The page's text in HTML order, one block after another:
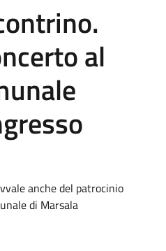
al
anche del patrocinio
di Marsala